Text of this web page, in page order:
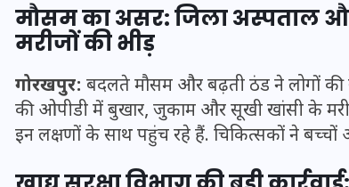
मौसम का असर: जिला अस्पताल
मरीजों की भीड़
गोरखपुर: बदलते मौसम और बढ़ती ठंड ने लोगों
की ओपीडी में बुखार, जुकाम और सूखी खांसी के
इन लक्षणों के साथ पहुंच रहे हैं. चिकित्सकों ने